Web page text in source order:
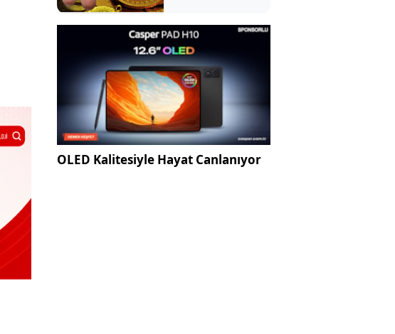
OLED Kalitesiyle Hayat Canlanıyor